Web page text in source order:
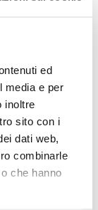
ed
media e per
inoltre
sito con i
dati web,
combinarle
che hanno
por
3
.